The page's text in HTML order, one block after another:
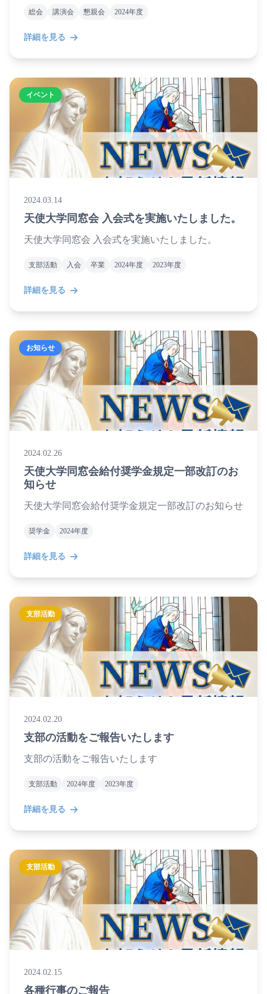
総会 講演会 懇親会 2024年度
詳細を見る
イベント
2024.03.14
天使大学同窓会 入会式を実施いたしました。
天使大学同窓会 入会式を実施いたしました。
支部活動 入会 卒業 2024年度 2023年度
詳細を見る
お知らせ
2024.02.26
天使大学同窓会給付奨学金規定一部改訂のお
知らせ
天使大学同窓会給付奨学金規定一部改訂のお知らせ
奨学金 2024年度
詳細を見る
支部活動
2024.02.20
支部の活動をご報告いたします
支部の活動をご報告いたします
支部活動 2024年度 2023年度
詳細を見る
支部活動
2024.02.15
各種行事のご報告